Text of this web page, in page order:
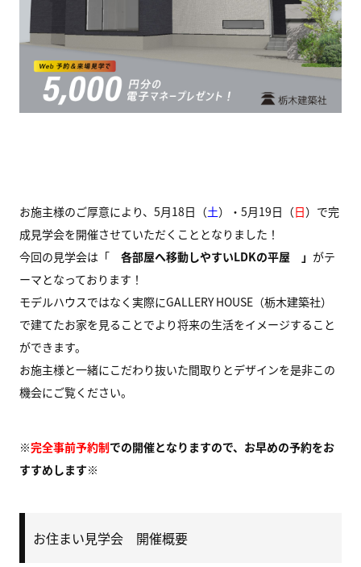
お施主様のご厚意により、5月18日（土）・5月19日（日）で完
成見学会を開催させていただくこととなりました！
今回の見学会は「各部屋へ移動しやすいLDKの平屋 」 がテ
ーマとなっております！
モデルハウスではなく実際にGALLERY HOUSE（栃木建築社）
で建てたお家を見ることでより将来の生活をイメージすること
ができます。
お施主様と一緒にこだわり抜いた間取りとデザインを是非この
機会にご覧ください。
※完全事前予約制での開催となりますので、お早めの予約をお
すすめします※
お住まい見学会 開催概要